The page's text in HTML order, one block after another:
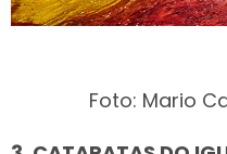
Foto: Mario